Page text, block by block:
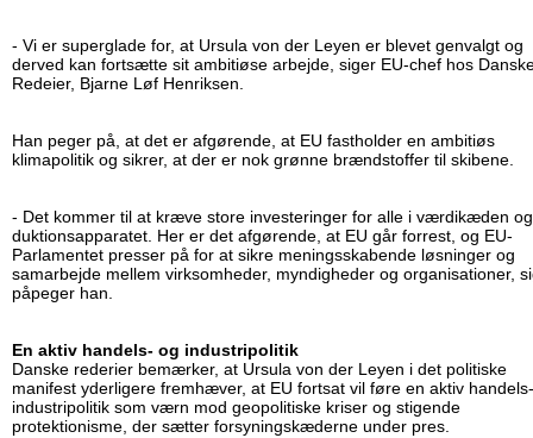
- Vi er superglade for, at Ursula von der Leyen er blevet genvalgt og
derved kan fortsætte sit ambitiøse arbejde, siger EU-chef hos
Redeier, Bjarne Løf Henriksen.
Han peger på, at det er afgørende, at EU fastholder en ambitiøs
klimapolitik og sikrer, at der er nok grønne brændstoffer til skibene.
- Det kommer til at kræve store investeringer for alle i værdikæden
duk­tions­ap­pa­ra­tet. Her er det afgørende, at EU går forrest, og EU-
Parlamentet presser på for at sikre me­nings­ska­ben­de løsninger og
samarbejde mellem virksomheder, myndigheder og organisationer,
påpeger han.
En aktiv handels- og in­du­stripo­li­tik
Danske rederier bemærker, at Ursula von der Leyen i det politiske
manifest yderligere fremhæver, at EU fortsat vil føre en aktiv
in­du­stripo­li­tik som værn mod geopolitiske kriser og stigende
protektionisme, der sætter for­sy­nings­kæ­der­ne under pres.